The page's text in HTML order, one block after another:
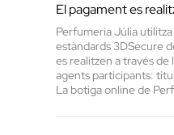
El pagament es
Perfumeria Júlia
estàndards 3DSecure
es realitzen a través
agents participants:
La botiga online de